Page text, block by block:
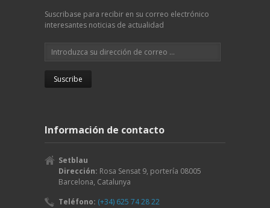
Suscribase para recibir en su correo electrónico
interesantes noticias de actualidad
Información de contacto
Setblau
Dirección: Rosa Sensat 9, portería 08005
Barcelona, Catalunya
Teléfono: (+34) 625 74 28 22